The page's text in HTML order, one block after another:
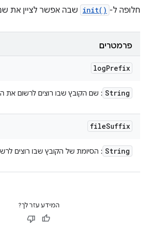
חלופה ל- init() שבה אפשר לציין את
פרמטרים
logPrefix
String : שם הקובץ שבו רוצים לרשום את
fileSuffix
String : הסיומת של הקובץ שבו רוצים
המידע עזר לך?